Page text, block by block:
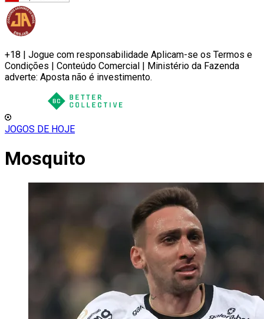
+18 | Jogue com responsabilidade Aplicam-se os Termos e
Condições | Conteúdo Comercial | Ministério da Fazenda
adverte: Aposta não é investimento.
JOGOS DE HOJE
Mosquito